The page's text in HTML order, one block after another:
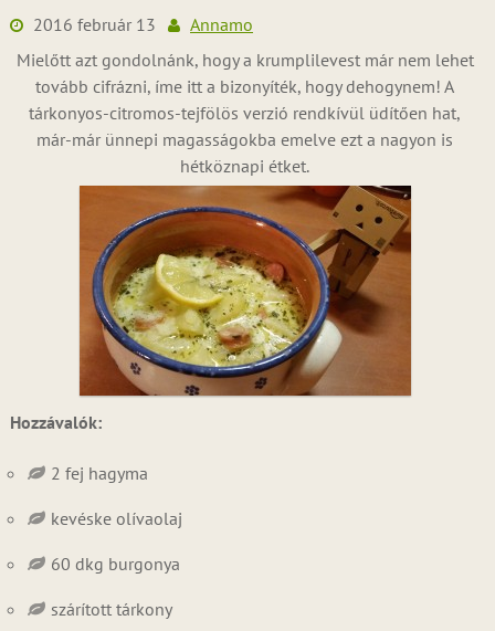
2016 február 13
Annamo
Mielőtt azt gondolnánk, hogy a krumplilevest már nem lehet
tovább cifrázni, íme itt a bizonyíték, hogy dehogynem! A
tárkonyos-citromos-tejfölös verzió rendkívül üdítően hat,
már-már ünnepi magasságokba emelve ezt a nagyon is
hétköznapi étket.
Hozzávalók:
2 fej hagyma
kevéske olívaolaj
60 dkg burgonya
szárított tárkony